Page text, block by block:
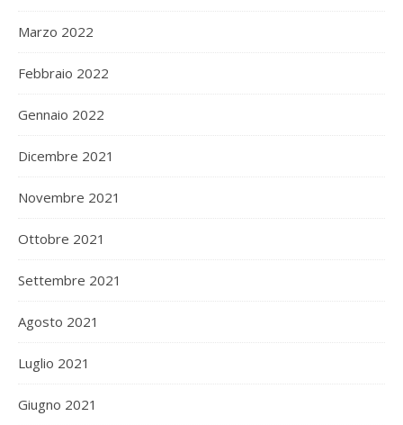
Marzo 2022
Febbraio 2022
Gennaio 2022
Dicembre 2021
Novembre 2021
Ottobre 2021
Settembre 2021
Agosto 2021
Luglio 2021
Giugno 2021